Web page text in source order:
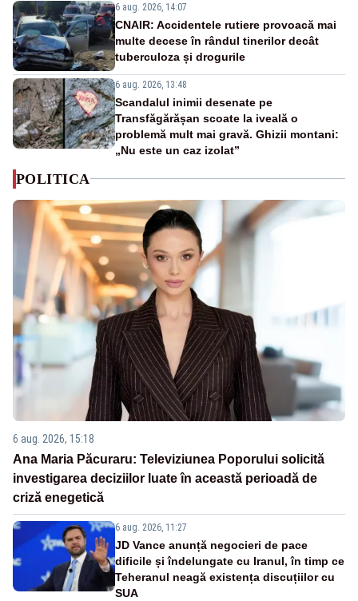
6 aug. 2026, 14:07
CNAIR: Accidentele rutiere provoacă mai
multe decese în rândul tinerilor decât
tuberculoza și drogurile
6 aug. 2026, 13:48
Scandalul inimii desenate pe
Transfăgărășan scoate la iveală o
problemă mult mai gravă. Ghizii montani:
„Nu este un caz izolat”
POLITICA
6 aug. 2026, 15:18
Ana Maria Păcuraru: Televiziunea Poporului solicită
investigarea deciziilor luate în această perioadă de
criză enegetică
6 aug. 2026, 11:27
JD Vance anunță negocieri de pace
dificile și îndelungate cu Iranul, în timp ce
Teheranul neagă existența discuțiilor cu
SUA